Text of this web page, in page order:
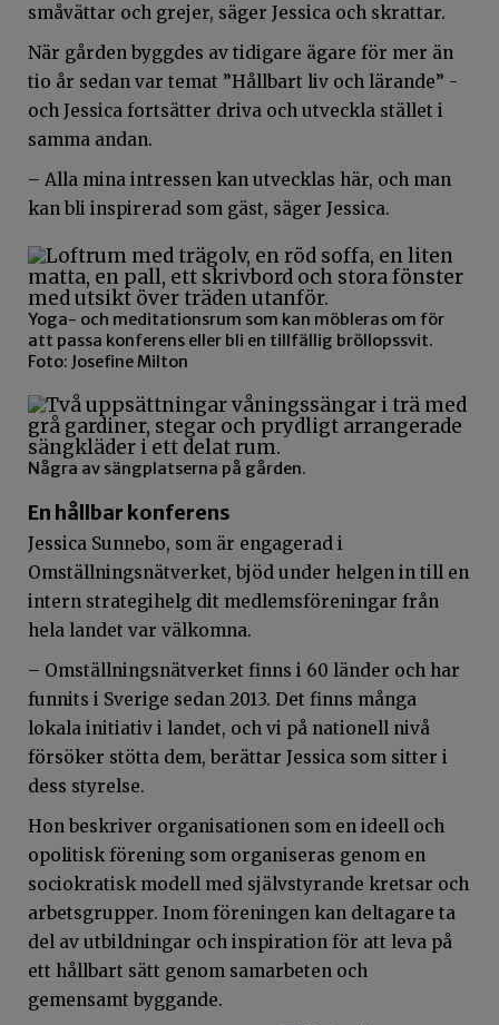
småvättar och grejer, säger Jessica och skrattar.
När gården byggdes av tidigare ägare för mer än
tio år sedan var temat ”Hållbart liv och lärande” -
och Jessica fortsätter driva och utveckla stället i
samma andan.
– Alla mina intressen kan utvecklas här, och man
kan bli inspirerad som gäst, säger Jessica.
Yoga- och meditationsrum som kan möbleras om för
att passa konferens eller bli en tillfällig bröllopssvit.
Foto: Josefine Milton
Några av sängplatserna på gården.
En hållbar konferens
Jessica Sunnebo, som är engagerad i
Omställningsnätverket, bjöd under helgen in till en
intern strategihelg dit medlemsföreningar från
hela landet var välkomna.
– Omställningsnätverket finns i 60 länder och har
funnits i Sverige sedan 2013. Det finns många
lokala initiativ i landet, och vi på nationell nivå
försöker stötta dem, berättar Jessica som sitter i
dess styrelse.
Hon beskriver organisationen som en ideell och
opolitisk förening som organiseras genom en
sociokratisk modell med självstyrande kretsar och
arbetsgrupper. Inom föreningen kan deltagare ta
del av utbildningar och inspiration för att leva på
ett hållbart sätt genom samarbeten och
gemensamt byggande.